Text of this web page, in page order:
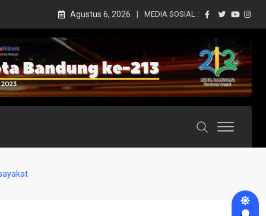
Agustus 6, 2026 MEDIA SOSIAL :